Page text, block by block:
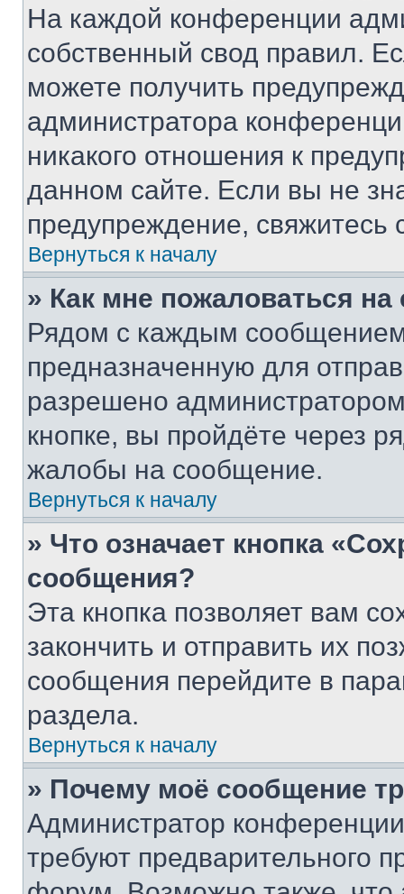
На каждой конференции
собственный свод правил.
можете получить
администратора
никакого отношения к
данном сайте. Если вы не
предупреждение,
Вернуться к началу
» Как мне пожаловаться
Рядом с каждым сообщением
предназначенную для
разрешено
кнопке, вы пройдёте через
жалобы на сообщение.
Вернуться к началу
» Что означает кнопка
сообщения?
Эта кнопка позволяет вам
закончить и отправить их
сообщения перейдите в
раздела.
Вернуться к началу
» Почему моё сообщение
Администратор
требуют предварительного